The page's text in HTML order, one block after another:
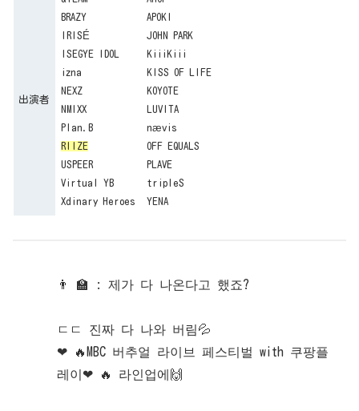
出演者
BRAZY
IRISÉ
ISEGYE IDOL
izna
NEXZ
NMIXX
Plan.B
RIIZE
USPEER
Virtual YB
Xdinary Heroes
APOKI
JOHN PARK
KiiiKiii
KISS OF LIFE
KOYOTE
LUVITA
nævis
OFF EQUALS
PLAVE
tripleS
YENA
👨 🏫 : 제가 다 나온다고 했죠?
ㄷㄷ 진짜 다 나와 버림💦
❤ 🔥MBC 버추얼 라이브 페스티벌 with 쿠팡플
레이❤ 🔥 라인업에🙌